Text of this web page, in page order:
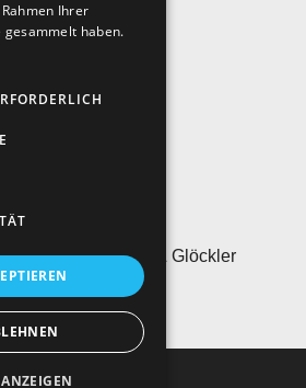
vergeht…?
Ballreich, Harasim & Glöckler
Ihrer
haben.